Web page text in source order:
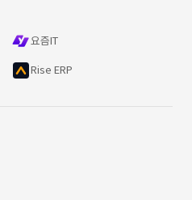
요즘IT
Rise ERP